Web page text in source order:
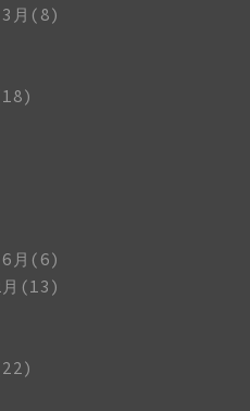
3月(8)
6月(6)
月(13)